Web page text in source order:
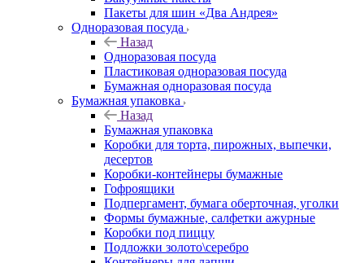
Пакеты для шин «Два Андрея»
Одноразовая посуда
Назад
Одноразовая посуда
Пластиковая одноразовая посуда
Бумажная одноразовая посуда
Бумажная упаковка
Назад
Бумажная упаковка
Коробки для торта, пирожных, выпечки,
десертов
Коробки-контейнеры бумажные
Гофроящики
Подпергамент, бумага оберточная, уголки
Формы бумажные, салфетки ажурные
Коробки под пиццу
Подложки золото\серебро